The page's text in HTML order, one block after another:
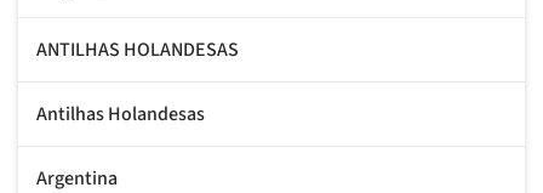
ANTILHAS HOLANDESAS
Antilhas Holandesas
Argentina